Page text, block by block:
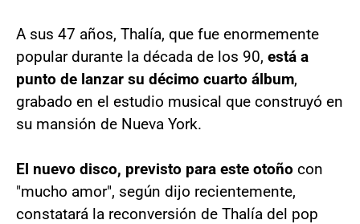
A sus 47 años, Thalía, que fue enormemente
popular durante la década de los 90, está a
punto de lanzar su décimo cuarto álbum,
grabado en el estudio musical que construyó en
su mansión de Nueva York.
El nuevo disco, previsto para este otoño con
"mucho amor", según dijo recientemente,
constatará la reconversión de Thalía del pop